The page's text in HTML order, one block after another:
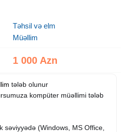
Təhsil və elm
Müəllim
1 000 Azn
tələb olunur
kompüter müəllimi tələb
səviyyədə (Windows, MS Office,